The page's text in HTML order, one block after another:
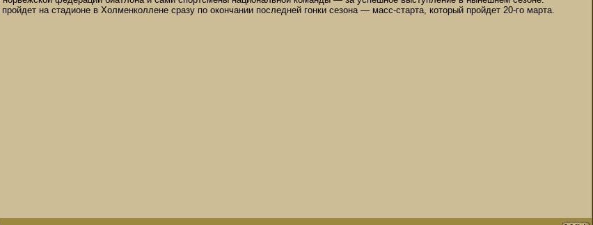
на стадионе в Холменколлене сразу по окончании последней гонки сезона — масс-старта, который пройдет 20-го марта.